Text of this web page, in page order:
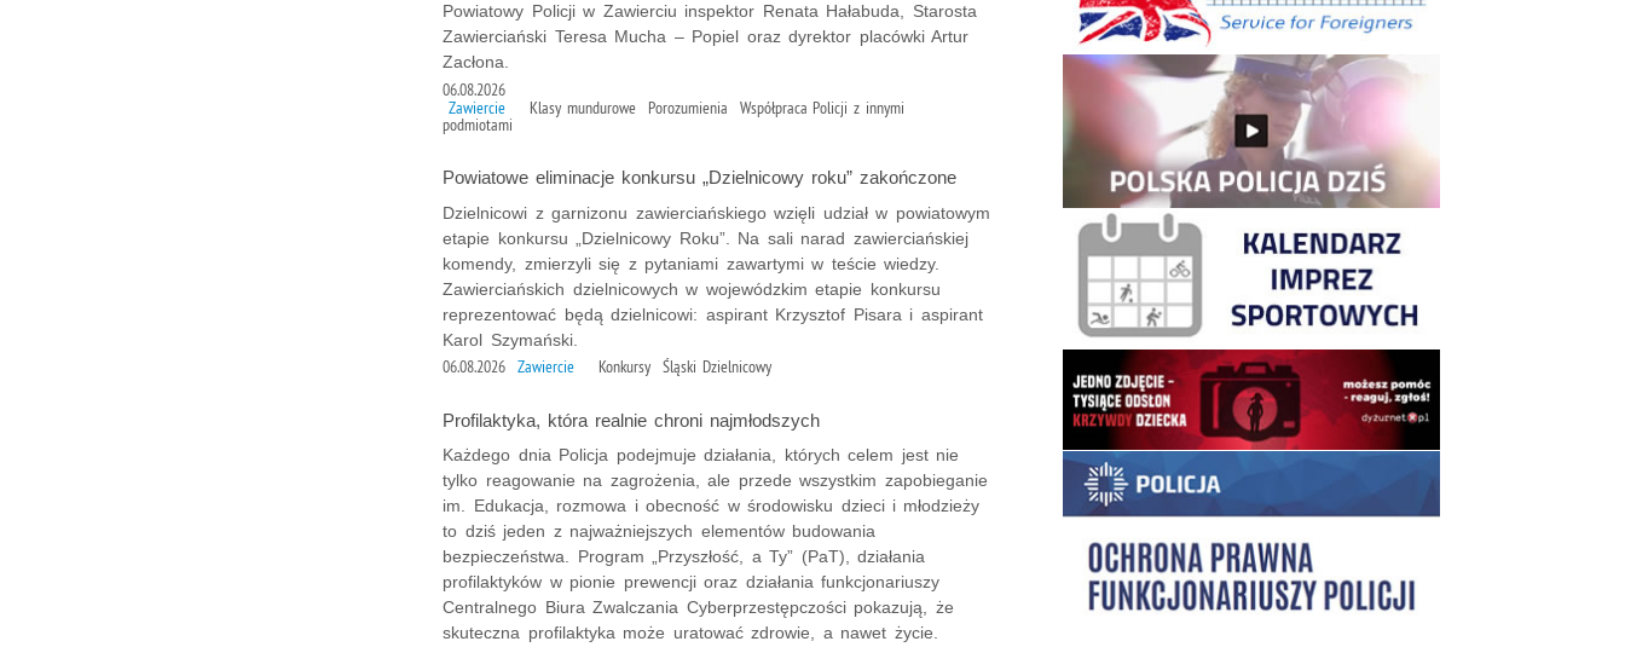
Powiatowy Policji w Zawierciu inspektor Renata Hałabuda, Starosta
Zawierciański Teresa Mucha – Popiel oraz dyrektor placówki Artur
Zacłona.
06.08.2026
Zawiercie Klasy mundurowe Porozumienia Współpraca Policji z innymi
podmiotami
Powiatowe eliminacje konkursu „Dzielnicowy roku” zakończone
Dzielnicowi z garnizonu zawierciańskiego wzięli udział w powiatowym
etapie konkursu „Dzielnicowy Roku”. Na sali narad zawierciańskiej
komendy, zmierzyli się z pytaniami zawartymi w teście wiedzy.
Zawierciańskich dzielnicowych w wojewódzkim etapie konkursu
reprezentować będą dzielnicowi: aspirant Krzysztof Pisara i aspirant
Karol Szymański.
06.08.2026 Zawiercie Konkursy Śląski Dzielnicowy
Profilaktyka, która realnie chroni najmłodszych
Każdego dnia Policja podejmuje działania, których celem jest nie
tylko reagowanie na zagrożenia, ale przede wszystkim zapobieganie
im. Edukacja, rozmowa i obecność w środowisku dzieci i młodzieży
to dziś jeden z najważniejszych elementów budowania
bezpieczeństwa. Program „Przyszłość, a Ty” (PaT), działania
profilaktyków w pionie prewencji oraz działania funkcjonariuszy
Centralnego Biura Zwalczania Cyberprzestępczości pokazują, że
skuteczna profilaktyka może uratować zdrowie, a nawet życie.